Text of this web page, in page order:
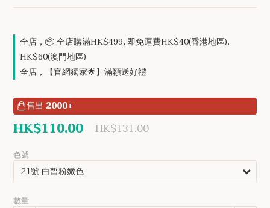
全店，📦 全店購滿HK$499, 即免運費HK$40(香港地區),
HK$60(澳門地區)
全店，【官網獨家🌟】滿額送好禮
售出 2000+
HK$110.00 HK$131.00
色號
數量